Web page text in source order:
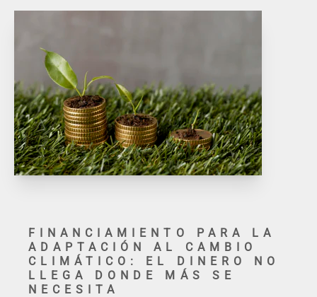
FINANCIAMIENTO PARA LA
ADAPTACIÓN AL CAMBIO
CLIMÁTICO: EL DINERO NO
LLEGA DONDE MÁS SE
NECESITA